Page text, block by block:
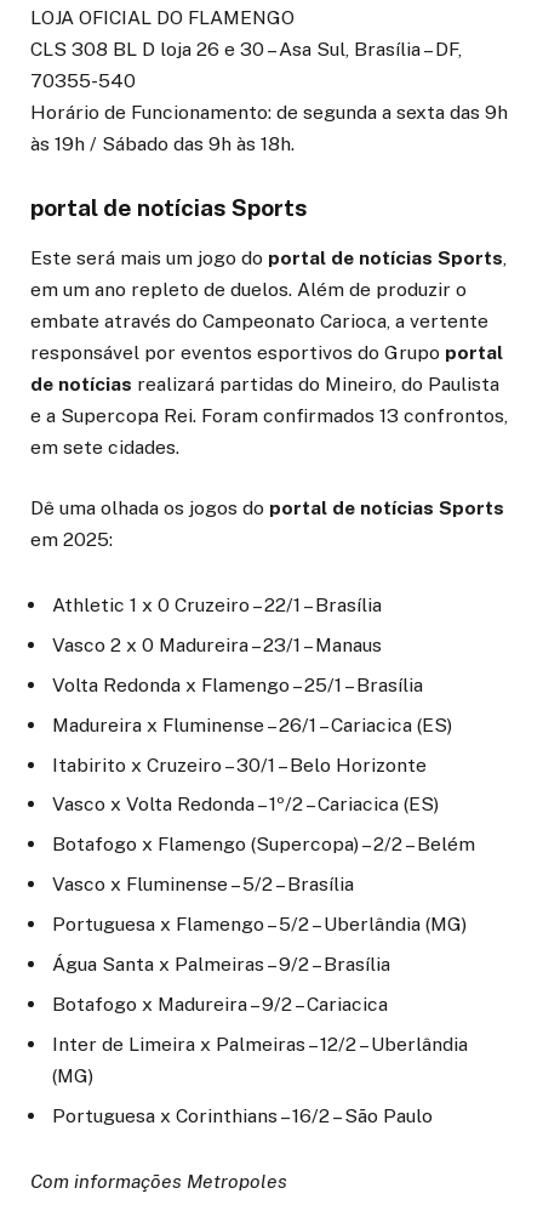
LOJA OFICIAL DO FLAMENGO
CLS 308 BL D loja 26 e 30 – Asa Sul, Brasília – DF,
70355-540
Horário de Funcionamento: de segunda a sexta das 9h
às 19h / Sábado das 9h às 18h.
portal de notícias Sports
Este será mais um jogo do portal de notícias Sports
em um ano repleto de duelos. Além de produzir o
embate através do Campeonato Carioca, a vertente
responsável por eventos esportivos do Grupo portal
de notícias realizará partidas do Mineiro, do Paulista
e a Supercopa Rei. Foram confirmados 13 confrontos,
em sete cidades.
Dê uma olhada os jogos do portal de notícias Sports
em 2025:
Athletic 1 x 0 Cruzeiro – 22/1 – Brasília
Vasco 2 x 0 Madureira – 23/1 – Manaus
Volta Redonda x Flamengo – 25/1 – Brasília
Madureira x Fluminense – 26/1 – Cariacica (ES)
Itabirito x Cruzeiro – 30/1 – Belo Horizonte
Vasco x Volta Redonda – 1º/2 – Cariacica (ES)
Botafogo x Flamengo (Supercopa) – 2/2 – Belém
Vasco x Fluminense – 5/2 – Brasília
Portuguesa x Flamengo – 5/2 – Uberlândia (MG)
Água Santa x Palmeiras – 9/2 – Brasília
Botafogo x Madureira – 9/2 – Cariacica
Inter de Limeira x Palmeiras – 12/2 – Uberlândia
(MG)
Portuguesa x Corinthians – 16/2 – São Paulo
Com informações Metropoles